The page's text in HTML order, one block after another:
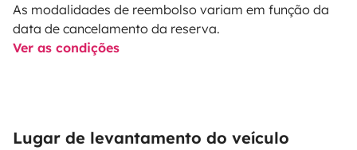
As modalidades de reembolso variam em função da
data de cancelamento da reserva.
Ver as condições
Lugar de levantamento do veículo